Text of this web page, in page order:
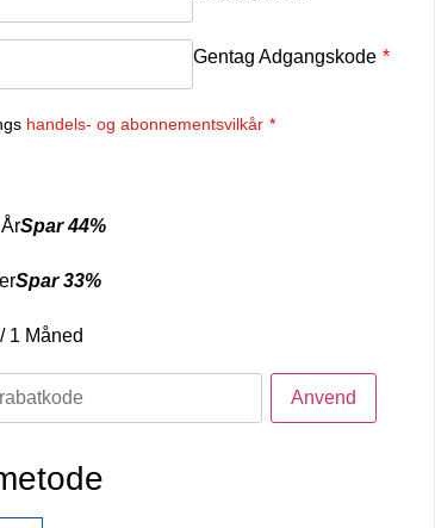
Gentag Adgangskode *
handels- og abonnementsvilkår *
Spar 44%
Spar 33%
/ 1 Måned